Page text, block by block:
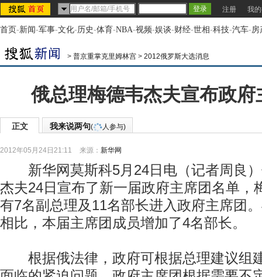
注册 我
首页-新闻-军事-文化-历史-体育-NBA-视频-娱谈-财经-世相-科技-汽车-房
> 普京重掌克里姆林宫 > 2012俄罗斯大选消息
俄总理梅德韦杰夫宣布政府
正文 我来说两句( 人参与)
2012年05月24日21:11 来源： 新华网
新华网莫斯科5月24日电（记者周良）
杰夫24日宣布了新一届政府主席团名单，
有7名副总理及11名部长进入政府主席团
相比，本届主席团成员增加了4名部长。
根据俄法律，政府可根据总理建议组